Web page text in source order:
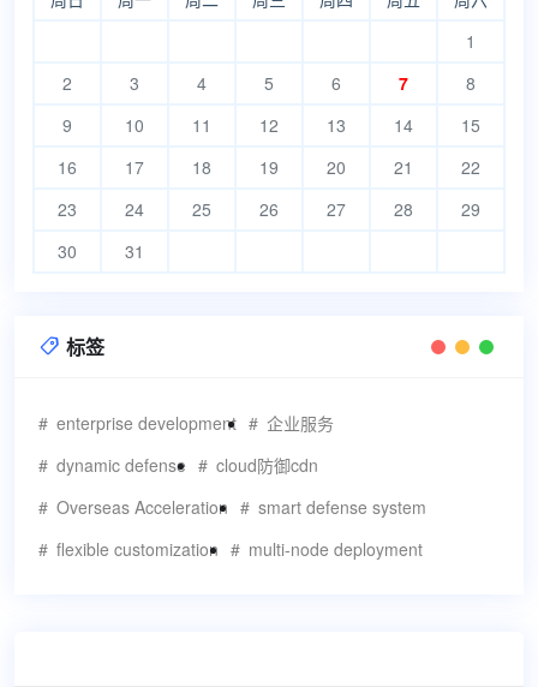
1
2
3 4 5 6 7
8
9
10 11 12 13 14
15
16
17 18 19 20 21
22
23
24 25 26 27 28
29
30
31
 标签
enterprise development
企业服务
dynamic defense
cloud防御cdn
Overseas Acceleration
smart defense system
flexible customization
multi-node deployment